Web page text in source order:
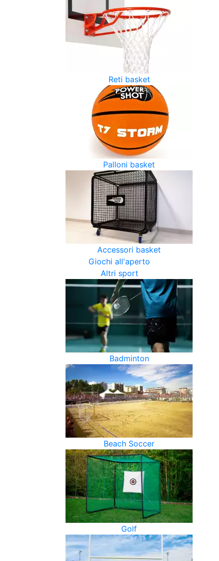
Reti basket
Palloni basket
Accessori basket
Giochi all'aperto
Altri sport
Badminton
Beach Soccer
Golf